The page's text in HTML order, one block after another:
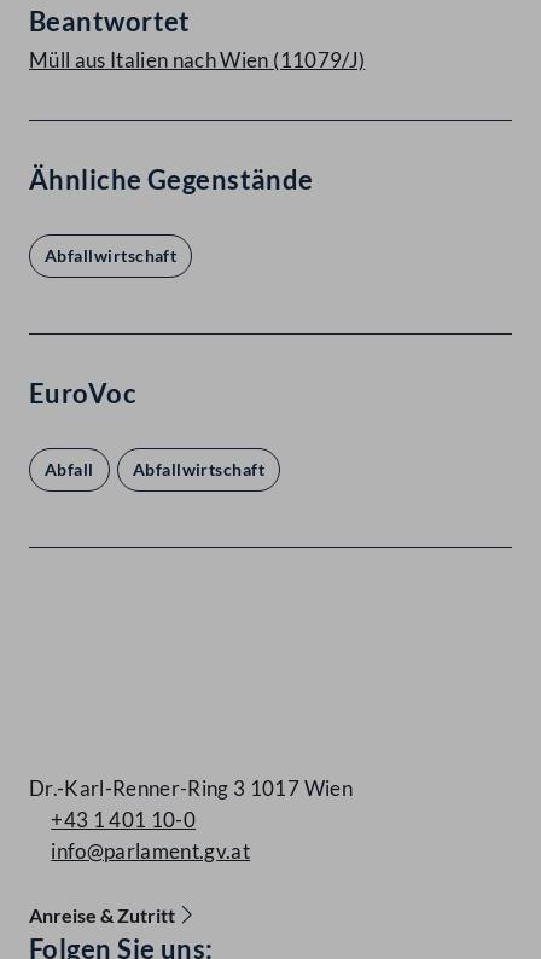
Accessibility Menu anzeigen
Beantwortet
Müll aus Italien nach Wien (11079/J)
Ähnliche Gegenstände
Abfallwirtschaft
EuroVoc
Abfall Abfallwirtschaft
Dr.-Karl-Renner-Ring 3 1017 Wien
+43 1 401 10-0
info@parlament.gv.at
Anreise & Zutritt
Folgen Sie uns: